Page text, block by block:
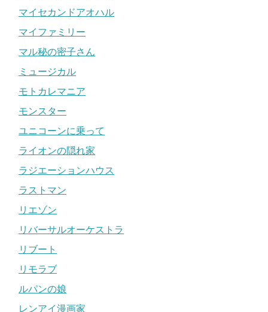
マイセカンドアオハル
マイファミリー
マル秘の密子さん
ミュージカル
モトカレマニア
モンスター
ユニコーンに乗って
ライオンの隠れ家
ラジエーションハウス
ラストマン
リエゾン
リバーサルオーケストラ
リブート
リモラブ
ルパンの娘
レンアイ漫画家